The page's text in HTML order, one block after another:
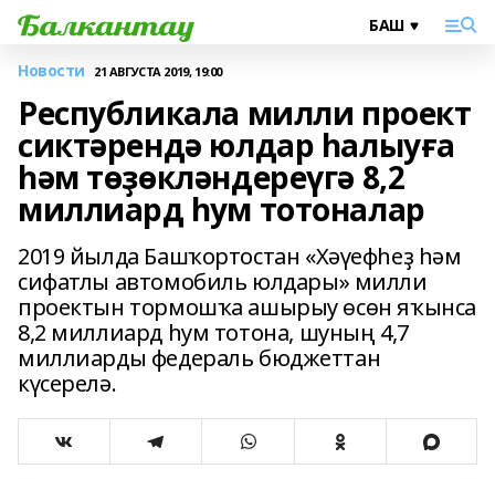
Новости 21 АВГУСТА 2019, 19:00
Республикала милли проект
сиктәрендә юлдар һалыуға
һәм төҙөкләндереүгә 8,2
миллиард һум тотоналар
2019 йылда Башҡортостан «Хәүефһеҙ һәм
сифатлы автомобиль юлдары» милли
проектын тормошҡа ашырыу өсөн яҡынса
8,2 миллиард һум тотона, шуның 4,7
миллиарды федераль бюджеттан
күсерелә.